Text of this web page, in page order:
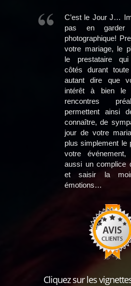
C’est le Jour J…
pas en garder
photographique!
votre mariage, le
le prestataire
côtés durant
autant dire que
intérêt à bien le
rencontres
permettent ainsi
connaître, de
jour de votre
plus simplement le
votre
aussi un complice
et saisir la
émotions…​
Cliquez sur les